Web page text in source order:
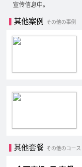
宣传信息中。
其他案例 その他の事例
其他套餐 その他のコース